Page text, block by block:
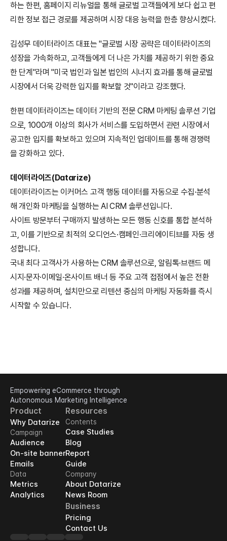
하는 한편, 홈페이지 리뉴얼을 통해 글로벌 고객들에게 보다 쉽고 편
리한 정보 접근 경로를 제공하며 시장 대응 능력을 한층 향상시켰다.
김성무 데이터라이즈 대표는 "글로벌 시장 공략은 데이터라이즈의
성장을 가속화하고, 고객들에게 더 나은 가치를 제공하기 위한 중요
한 단계"라며 "미국 법인과 일본 법인의 시너지 효과를 통해 글로벌
시장에서 더욱 강력한 입지를 확보할 것"이라고 강조했다.
한편 데이터라이즈는 데이터 기반의 전문 CRM 마케팅 솔루션 기업
으로, 1000개 이상의 회사가 서비스를 도입하면서 관련 시장에서
공고한 입지를 확보하고 있으며 지속적인 업데이트를 통해 경쟁력
을 강화하고 있다.
데이터라이즈(Datarize)
데이터라이즈는 이커머스 고객 행동 데이터를 자동으로 수집·분석
해 개인화 마케팅을 실행하는 AI CRM 솔루션입니다.
사이트 방문부터 구매까지 발생하는 모든 행동 신호를 통합 분석하
고, 이를 기반으로 최적의 오디언스·캠페인·크리에이티브를 자동 생
성합니다.
국내 최다 고객사가 사용하는 CRM 솔루션으로, 알림톡·브랜드 메
시지·문자·이메일·온사이트 배너 등 주요 고객 접점에서 높은 전환
성과를 제공하며, 설치만으로 리텐션 중심의 마케팅 자동화를 즉시
시작할 수 있습니다.
Empowering eCommerce through
Autonomous Marketing Intelligence
Product
Why Datarize
Campaign
Audience
On-site banner
Emails
Data
Metrics
Analytics
Resources
Contents
Case Studies
Blog
Report
Guide
Company
About Datarize
News Room
Business
Pricing
Contact Us